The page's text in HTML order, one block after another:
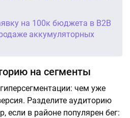
на 100к бюджета в B2B
аккумуляторных
на сегменты
чем уже
Разделите аудиторию
если в районе популярен бег: